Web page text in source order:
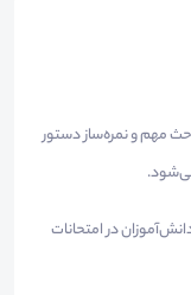
۹۰ دقیقه تمام مباحث مهم و نمره‌ساز دستور
در امتحانات